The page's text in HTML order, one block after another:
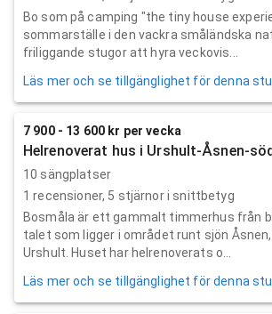
Bo som på camping "the tiny house
sommarställe i den vackra småländska
friliggande stugor att hyra veckovis...
Läs mer och se tillgänglighet för denna
7 900 - 13 600 kr per vecka
Helrenoverat hus i Urshult-Åsnen-
10 sängplatser
1 recensioner, 5 stjärnor i snittbetyg
Bosmåla är ett gammalt timmerhus från
talet som ligger i området runt sjön
Urshult. Huset har helrenoverats o...
Läs mer och se tillgänglighet för denna